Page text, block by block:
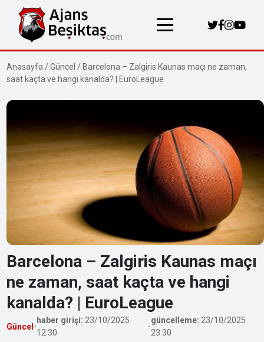
Anasayfa /Güncel / Barcelona – Zalgiris Kaunas maçı ne zaman,
saat kaçta ve hangi kanalda? | EuroLeague
Barcelona – Zalgiris Kaunas maçı
ne zaman, saat kaçta ve hangi
kanalda? | EuroLeague
Güncel•
haber girişi: 23/10/2025
12:30
•
güncelleme: 23/10/2025
23:30